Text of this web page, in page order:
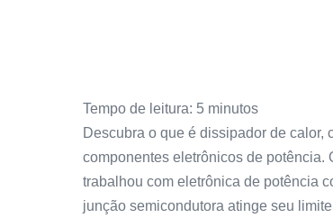
Tempo de leitura: 5 minutos
Descubra o que é dissipador de
componentes eletrônicos de potência.
trabalhou com eletrônica de potência
junção semicondutora atinge seu